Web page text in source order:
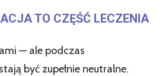
TO CZĘŚĆ LECZENIA
— ale podczas
być zupełnie neutralne.